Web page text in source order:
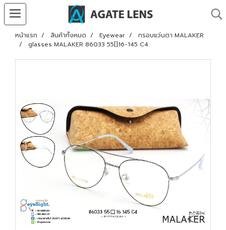
หน้าแรก สินค้าทั้งหมด Eyewear
กรอบแว่นตา MALAKER
glasses MALAKER 86033 55[]16-145 C4